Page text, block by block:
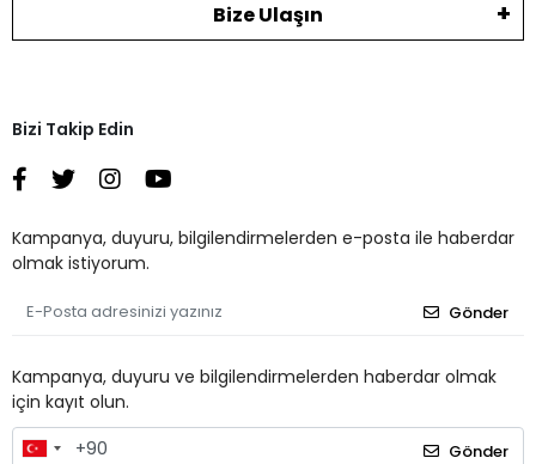
Bize Ulaşın
Bizi Takip Edin
Kampanya, duyuru, bilgilendirmelerden e-posta ile haberdar
olmak istiyorum.
Gönder
Kampanya, duyuru ve bilgilendirmelerden haberdar olmak
için kayıt olun.
Gönder